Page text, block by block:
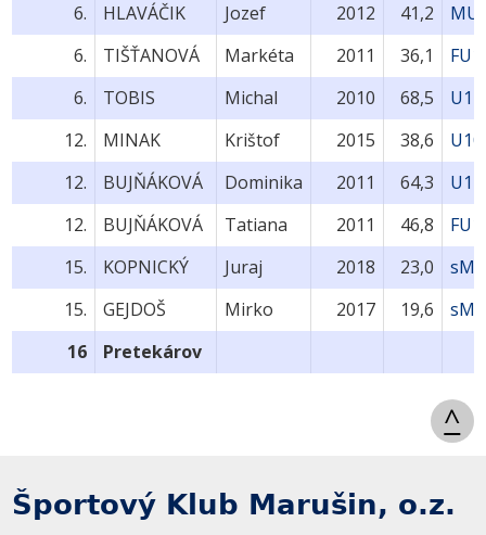
6.
HLAVÁČIK Jozef 2012 41,2
6.
TIŠŤANOVÁ Markéta 2011 36,1
6.
TOBIS Michal 2010 68,5
12.
MINAK Krištof 2015 38,6
12.
BUJŇÁKOVÁ Dominika 2011 64,3
12.
BUJŇÁKOVÁ Tatiana 2011 46,8
15.
KOPNICKÝ Juraj 2018 23,0
15.
GEJDOŠ Mirko 2017 19,6
16
Pretekárov
^
Športový Klub Marušin, o.z.